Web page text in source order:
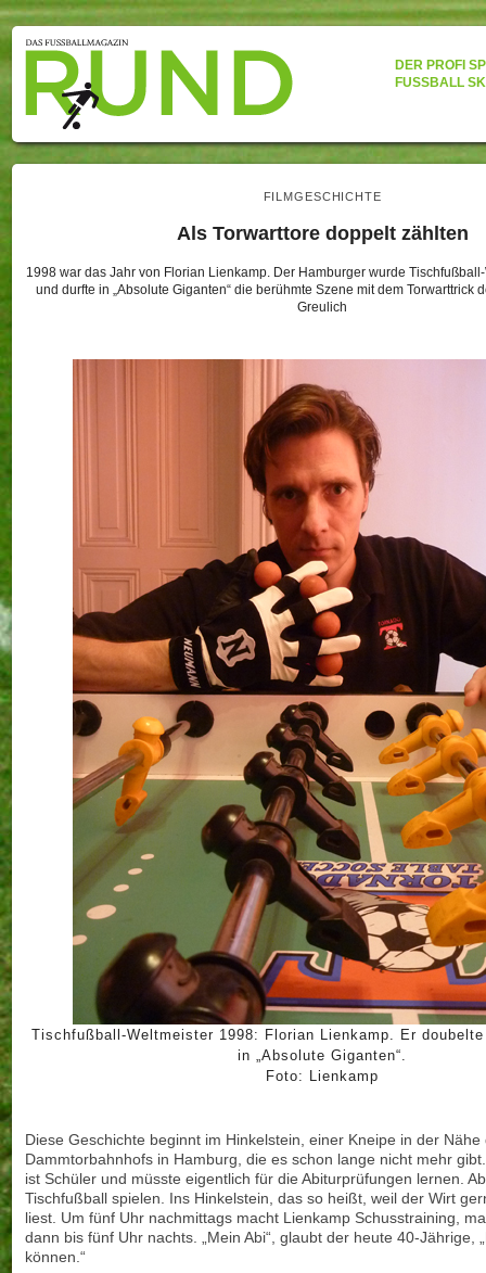
DER PROFI
FUSSBALL
FILMGESCHICHTE
Als Torwarttore doppelt zählten
1998 war das Jahr von Florian Lienkamp. Der Hamburger wurde
und durfte in „Absolute Giganten“ die berühmte Szene mit dem Torwarttrick
Greulich
Tischfußball-Weltmeister 1998: Florian Lienkamp. Er
in „Absolute Giganten“.
Foto: Lienkamp
Diese Geschichte beginnt im Hinkelstein, einer Kneipe in der Nähe
Dammtorbahnhofs in Hamburg, die es schon lange nicht mehr
ist Schüler und müsste eigentlich für die Abiturprüfungen lernen.
Tischfußball spielen. Ins Hinkelstein, das so heißt, weil der Wirt
liest. Um fünf Uhr nachmittags macht Lienkamp Schusstraining,
dann bis fünf Uhr nachts. „Mein Abi“, glaubt der heute 40-Jährige,
können.“